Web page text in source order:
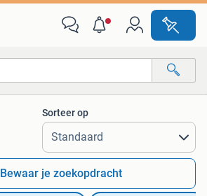
Alle afstanden…
Sorteer op
Bewaar je zoekopdracht